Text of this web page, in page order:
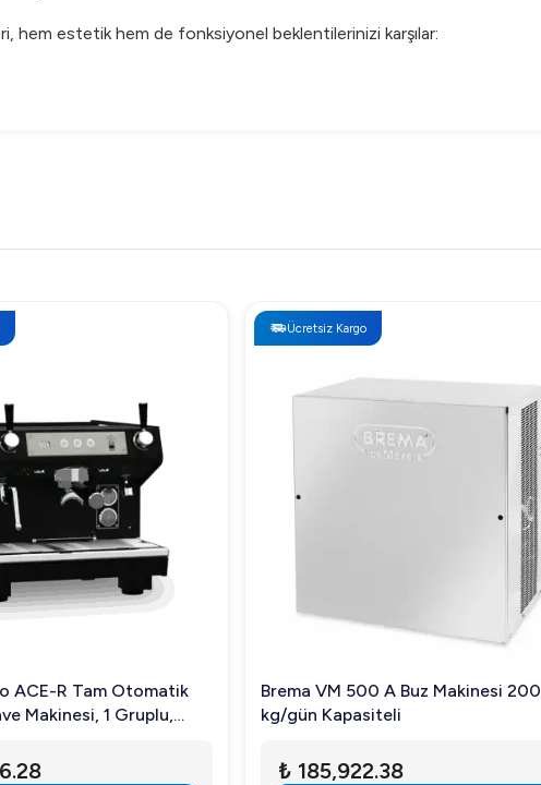
hem estetik hem de fonksiyonel beklentilerinizi karşılar:
farklı bütçelere göre erişilebilir durumdadır.
Edilmeli?
de ev baristaları için mükemmel bir tercihtir. Neden mi?
kauçuk kullanımı sayesinde uzun süreli kullanım sunar.
ve havasız yapı nedeniyle hızlı ve zahmetsiz bir şekilde temizlenir.
sırasında sessizlik sağlar.
üretilmiştir?
ACE-R Tam Otomatik
Makinesi, 1 Gruplu,
Ücretsiz Kargo
Brema VM 500 A Buz Makinesi 200
kg/gün Kapasiteli
₺ 185,922.38